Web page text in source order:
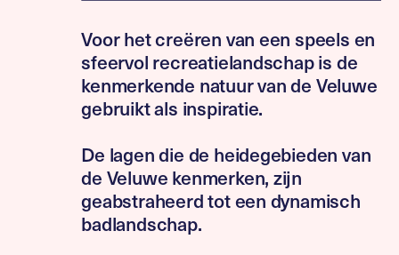
Voor het creëren van een speels en
sfeervol recreatielandschap is de
kenmerkende natuur van de Veluwe
gebruikt als inspiratie.
De lagen die de heidegebieden van
de Veluwe kenmerken, zijn
geabstraheerd tot een dynamisch
badlandschap.